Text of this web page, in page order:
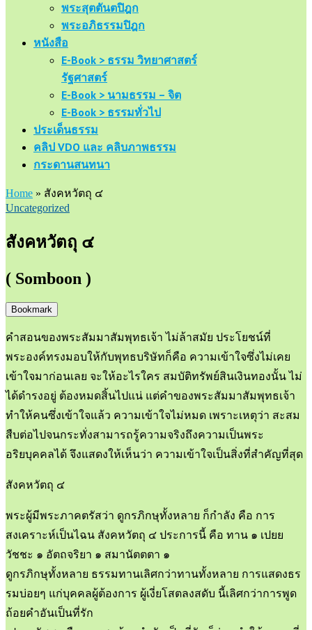
พระสุตตันตปิฎก
พระอภิธรรมปิฎก
หนังสือ
E-Book > ธรรม วิทยาศาสตร์
รัฐศาสตร์
E-Book > นามธรรม – จิต
E-Book > ธรรมทั่วไป
ประเด็นธรรม
คลิป VDO และ คลิบภาพธรรม
กระดานสนทนา
Home » สังคหวัตถุ ๔
Uncategorized
สังคหวัตถุ ๔
( Somboon )
Bookmark
คำสอนของพระสัมมาสัมพุทธเจ้า ไม่ล้าสมัย ประโยชน์ที่
พระองค์ทรงมอบให้กับพุทธบริษัทก็คือ ความเข้าใจซึ่งไม่เคย
เข้าใจมาก่อนเลย จะให้อะไรใคร สมบัติทรัพย์สินเงินทองนั้น ไม่
ได้ดำรงอยู่ ต้องหมดสิ้นไปแน่ แต่คำของพระสัมมาสัมพุทธเจ้า
ทำให้คนซึ่งเข้าใจแล้ว ความเข้าใจไม่หมด เพราะเหตุว่า สะสม
สืบต่อไปจนกระทั่งสามารถรู้ความจริงถึงความเป็นพระ
อริยบุคคลได้ จึงแสดงให้เห็นว่า ความเข้าใจเป็นสิ่งที่สำคัญที่สุด
สังคหวัตถุ ๔
พระผู้มีพระภาคตรัสว่า ดูกรภิกษุทั้งหลาย ก็กำลัง คือ การ
สงเคราะห์เป็นไฉน สังคหวัตถุ ๔ ประการนี้ คือ ทาน ๑ เปยย
วัชชะ ๑ อัตถจริยา ๑ สมานัตตตา ๑
ดูกรภิกษุทั้งหลาย ธรรมทานเลิศกว่าทานทั้งหลาย การแสดงธร
รมบ่อยๆ แก่บุคคลผู้ต้องการ ผู้เงี่ยโสตลงสดับ นี้เลิศกว่าการพูด
ถ้อยคำอันเป็นที่รัก